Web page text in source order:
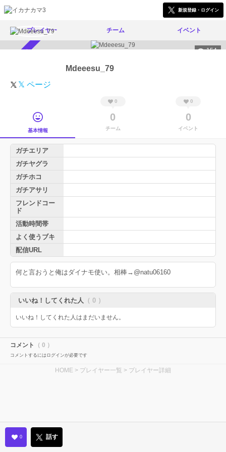
新規登録・ログイン
プレイヤー チーム イベント
154
Mdeeesu_79
𝕏 ページ
基本情報
0
0
チーム
0
0
イベント
ガチエリア
ガチヤグラ
ガチホコ
ガチアサリ
フレンドコー
ド
活動時間帯
よく使うブキ
配信URL
何と言おうと俺はダイナモ使い。相棒→@natu06160
いいね！してくれた人 （ 0 ）
いいね！してくれた人はまだいません。
コメント （ 0 ）
コメントするにはログインが必要です
HOME > プレイヤー一覧 > プレイヤー詳細
0 話す